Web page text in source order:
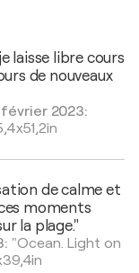
laisse libre cours
de nouveaux
2023:
de calme et
moments
la plage."
"Ocean. Light on